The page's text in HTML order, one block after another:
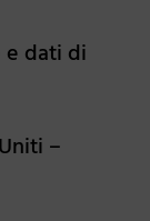
e dati di
–